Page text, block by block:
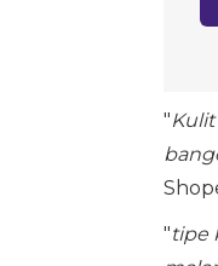
"
"tipe